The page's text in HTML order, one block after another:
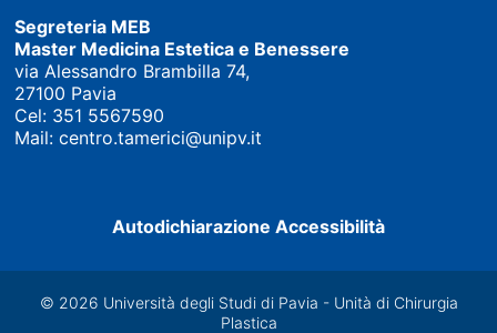
Segreteria MEB
Master Medicina Estetica e Benessere
via Alessandro Brambilla 74,
27100 Pavia
Cel: 351 5567590
Mail:centro.tamerici@unipv.it
Autodichiarazione Accessibilità
© 2026 Università degli Studi di Pavia - Unità di Chirurgia
Plastica